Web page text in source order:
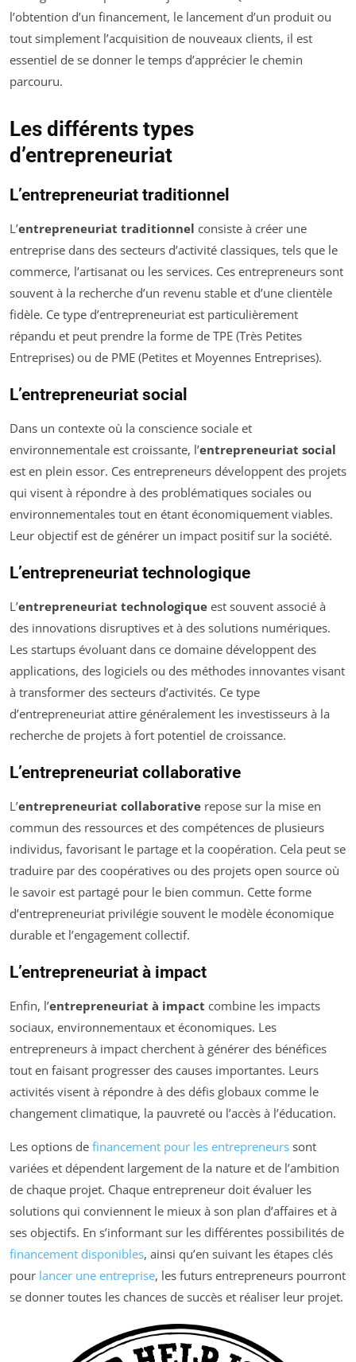
l’obtention d’un financement, le lancement d’un produit ou
tout simplement l’acquisition de nouveaux clients, il est
essentiel de se donner le temps d’apprécier le chemin
parcouru.
Les différents types
d’entrepreneuriat
L’entrepreneuriat traditionnel
L’entrepreneuriat traditionnel consiste à créer une
entreprise dans des secteurs d’activité classiques, tels que le
commerce, l’artisanat ou les services. Ces entrepreneurs sont
souvent à la recherche d’un revenu stable et d’une clientèle
fidèle. Ce type d’entrepreneuriat est particulièrement
répandu et peut prendre la forme de TPE (Très Petites
Entreprises) ou de PME (Petites et Moyennes Entreprises).
L’entrepreneuriat social
Dans un contexte où la conscience sociale et
environnementale est croissante, l’entrepreneuriat social
est en plein essor. Ces entrepreneurs développent des projets
qui visent à répondre à des problématiques sociales ou
environnementales tout en étant économiquement viables.
Leur objectif est de générer un impact positif sur la société.
L’entrepreneuriat technologique
L’entrepreneuriat technologique est souvent associé à
des innovations disruptives et à des solutions numériques.
Les startups évoluant dans ce domaine développent des
applications, des logiciels ou des méthodes innovantes visant
à transformer des secteurs d’activités. Ce type
d’entrepreneuriat attire généralement les investisseurs à la
recherche de projets à fort potentiel de croissance.
L’entrepreneuriat collaborative
L’entrepreneuriat collaborative repose sur la mise en
commun des ressources et des compétences de plusieurs
individus, favorisant le partage et la coopération. Cela peut se
traduire par des coopératives ou des projets open source où
le savoir est partagé pour le bien commun. Cette forme
d’entrepreneuriat privilégie souvent le modèle économique
durable et l’engagement collectif.
L’entrepreneuriat à impact
Enfin, l’entrepreneuriat à impact combine les impacts
sociaux, environnementaux et économiques. Les
entrepreneurs à impact cherchent à générer des bénéfices
tout en faisant progresser des causes importantes. Leurs
activités visent à répondre à des défis globaux comme le
changement climatique, la pauvreté ou l’accès à l’éducation.
Les options de financement pour les entrepreneurs sont
variées et dépendent largement de la nature et de l’ambition
de chaque projet. Chaque entrepreneur doit évaluer les
solutions qui conviennent le mieux à son plan d’affaires et à
ses objectifs. En s’informant sur les différentes possibilités de
financement disponibles, ainsi qu’en suivant les étapes clés
pour lancer une entreprise, les futurs entrepreneurs pourront
se donner toutes les chances de succès et réaliser leur projet.